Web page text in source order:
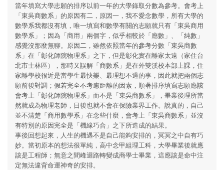
當年填寫大學志願的排序以前一年的大學錄取分數為參考。會考上
「東吳商數系」的原因有二，原因一，我不愛念數學，所有大學的
數學系我都沒有填，唯一填寫和數學有關的志願就只有「東吳商用
數學系」；因為「商用」兩個字，似乎相較於「應數」、「純數」
感覺沒那麼無聊。原因二，雖然依照當年的參考分數「東吳商數
系」在「彰化師院物理系」之下，但是彰化實在離家太遠（家住台
北市士林區），那時又誤解「商數系」是在外雙溪校本部上課，住
家離學校很近是當學生最快樂、最理想不過的事，因此就把兩個志
願前後對調；假若完全不考慮距離的因素，順著排序填寫志願應該
會考上「彰化師院物理系」而不是「東吳商數系」，畢業後理所當
然就成為物理老師，日後也就不會在保險業界工作。說真的，自己
並不清楚「商用數學系」在念些什麼，會考上「東吳商數系」並沒
有特別的原因完全是「機緣巧合」之下所造成的結果。
事後回想起來，人生的機遇不是自己能夠安排的，冥冥之中自有巧
妙。當初原本的想法很單純，高中念甲組理工科，大學畢業後就應
該是工程師；無意之間峰迴路轉變成商學士畢業，這應該是命中注
定無法違背命運神奇的安排。